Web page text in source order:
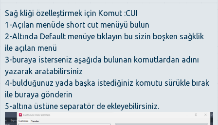
Sağ kliği özelleştirmek için Komut :CUI
1-Açılan menüde short cut menüyü bulun
2-Altında Default menüye tıklayın bu sizin boşken sağklik
ile açılan menü
3-buraya isterseniz aşağıda bulunan komutlardan adını
yazarak aratabilirsiniz
4-bulduğunuz yada başka istediğiniz komutu sürükle bırak
ile buraya gönderin
5-altına üstüne separatör de ekleyebilirsiniz.